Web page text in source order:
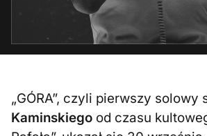
„GÓRA”, czyli pierwszy solowy
Kaminskiego od czasu